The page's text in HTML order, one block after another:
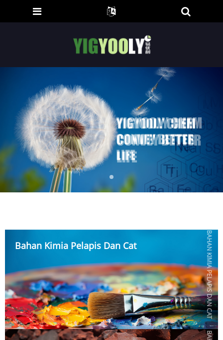
Bahan Kimia Pelapis Dan Cat BAHAN KIMIA PELAPIS DAN CAT